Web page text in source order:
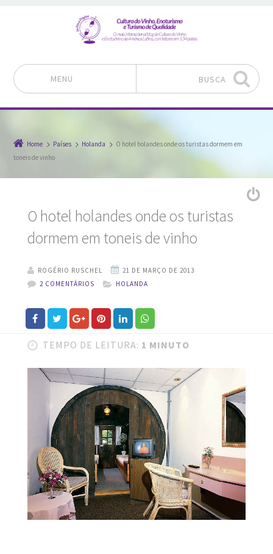
MENU BUSCA
Home Países Holanda
O hotel holandes onde os turistas dormem em
toneis de vinho
O hotel holandes onde os turistas
dormem em toneis de vinho
ROGÉRIO RUSCHEL
2 COMENTÁRIOS
HOLANDA
TEMPO DE LEITURA: 1 MINUTO